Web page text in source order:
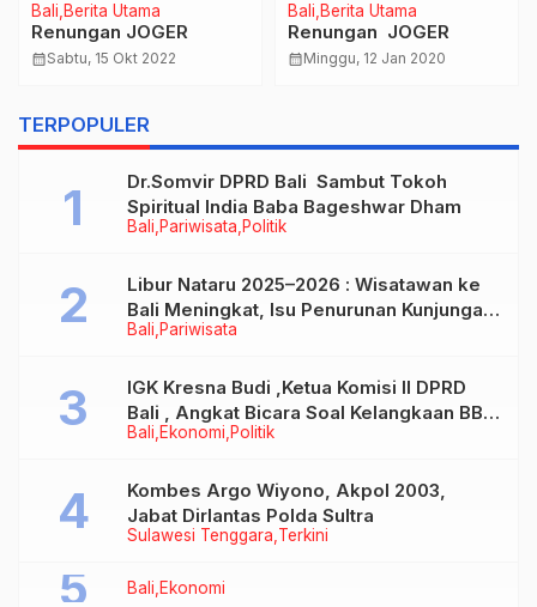
Bali Berita Utama
Renungan JOGER
calendar_monthSabtu, 15 Okt 2022
Bali Berita Utama
Renungan JOGER
calendar_monthMinggu, 12 Jan 2020
TERPOPULER
Bali Pariwisata Politik
Dr.Somvir DPRD Bali Sambut Tokoh
Spiritual India Baba Bageshwar Dham
Bali Pariwisata
Libur Nataru 2025–2026 : Wisatawan ke
Bali Meningkat, Isu Penurunan Kunjungan
Tidak Benar
Bali Ekonomi Politik
IGK Kresna Budi ,Ketua Komisi II DPRD
Bali , Angkat Bicara Soal Kelangkaan BBM
Bersubsidi Jenis Solar
Sulawesi Tenggara Terkini
Kombes Argo Wiyono, Akpol 2003,
Jabat Dirlantas Polda Sultra
Bali Ekonomi